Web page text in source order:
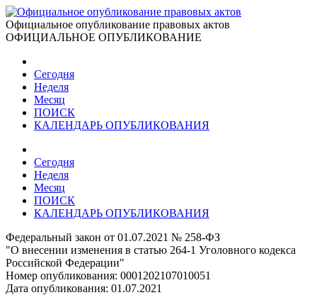
Официальное опубликование правовых актов
ОФИЦИАЛЬНОЕ ОПУБЛИКОВАНИЕ
Сегодня
Неделя
Месяц
ПОИСК
КАЛЕНДАРЬ ОПУБЛИКОВАНИЯ
Сегодня
Неделя
Месяц
ПОИСК
КАЛЕНДАРЬ ОПУБЛИКОВАНИЯ
Федеральный закон от 01.07.2021 № 258-ФЗ
"О внесении изменения в статью 264-1 Уголовного кодекса
Российской Федерации"
Номер опубликования: 0001202107010051
Дата опубликования: 01.07.2021